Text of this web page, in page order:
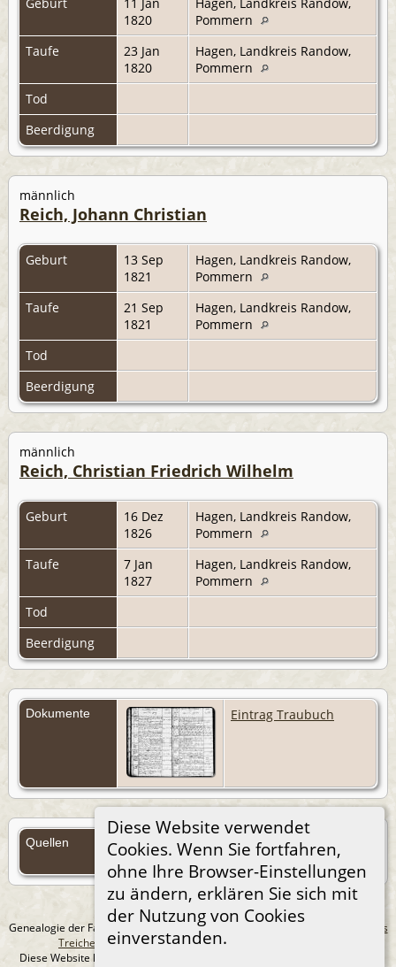
Diese Website verwendet
Cookies. Wenn Sie fortfahren,
ohne Ihre Browser-Einstellungen
zu ändern, erklären Sie sich mit
der Nutzung von Cookies
einverstanden.
1820
Pommern
Taufe
23 Jan
1820
Hagen, Landkreis Randow,
Pommern
Tod
Beerdigung
männlich
Reich, Johann Christian
Geburt
13 Sep
1821
Hagen, Landkreis Randow,
Pommern
Taufe
21 Sep
1821
Hagen, Landkreis Randow,
Pommern
Tod
Beerdigung
männlich
Reich, Christian Friedrich Wilhelm
Geburt
16 Dez
1826
Hagen, Landkreis Randow,
Pommern
Taufe
7 Jan
1827
Hagen, Landkreis Randow,
Pommern
Tod
Beerdigung
Dokumente Eintrag Traubuch
Quellen
Quellen (Anmelden)
Genealogie der Familie Treichel aus Berlin. - erstellt und betreut von
Andreas
Treichel
Copyright © 2014-2026 Alle Rechte vorbehalten.
Diese Website läuft mit